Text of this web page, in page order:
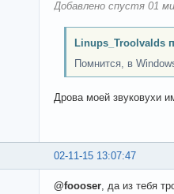
Добавлено спустя 01
Linups_Troolvalds
Помнится, в
Дрова моей звуковухи
02-11-15 13:07:47
@foooser, да из тебя